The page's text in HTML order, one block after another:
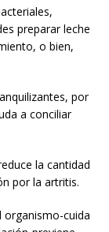
preparar leche
o bien,
por
a conciliar
la cantidad
por la artritis.
organismo-cuida